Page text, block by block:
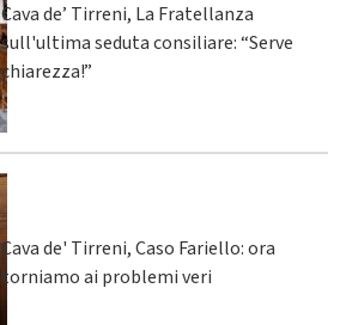
Cava de’ Tirreni, La Fratellanza
sull'ultima seduta consiliare: “Serve
chiarezza!”
Cava de' Tirreni, Caso Fariello: ora
torniamo ai problemi veri